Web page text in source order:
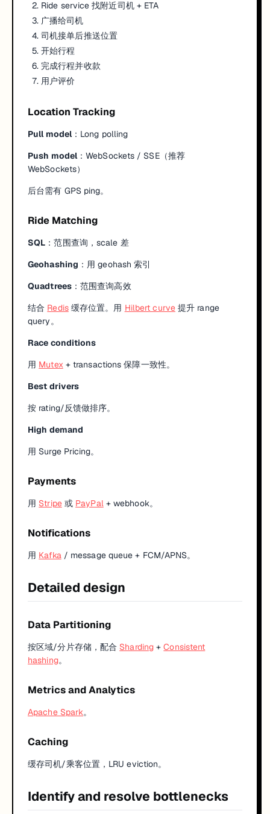
Ride service 找附近司机 + ETA
广播给司机
司机接单后推送位置
开始行程
完成行程并收款
用户评价
Location Tracking
Pull model：Long polling
Push model：WebSockets / SSE（推荐
WebSockets）
后台需有 GPS ping。
Ride Matching
SQL ：范围查询，scale 差
Geohashing ：用 geohash 索引
Quadtrees：范围查询高效
结合 Redis缓存位置。用 Hilbert curve提升 range
query。
Race conditions
用 Mutex+ transactions 保障一致性。
Best drivers
按 rating/反馈做排序。
High demand
用 Surge Pricing。
Payments
用 Stripe或 PayPal+ webhook。
Notifications
用 Kafka/ message queue + FCM/APNS。
Detailed design
Data Partitioning
按区域/分片存储，配合 Sharding +Consistent
hashing。
Metrics and Analytics
Apache Spark。
Caching
缓存司机/乘客位置，LRU eviction。
Identify and resolve bottlenecks